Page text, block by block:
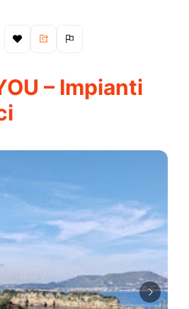
– Impianti